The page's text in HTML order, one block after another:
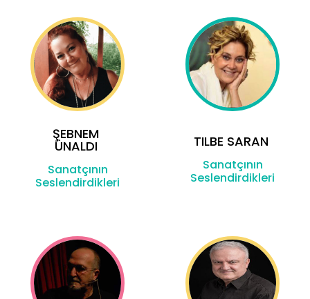
ŞEBNEM
ÜNALDI
Sanatçının
Seslendirdikleri
TILBE SARAN
Sanatçının
Seslendirdikleri